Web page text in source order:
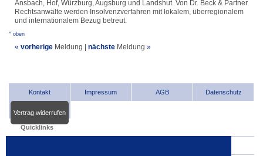
Ansbach, Hof, Würzburg, Augsburg und Landshut. Von Dr. Beck & Partner
Rechtsanwälte werden Insolvenzverfahren mit lokalem, überregionalem
und internationalem Bezug betreut.
^ oben
« vorherige Meldung nächste Meldung »
Kontakt Impressum AGB Datenschutz
Vertrag widerrufen
Quicklinks